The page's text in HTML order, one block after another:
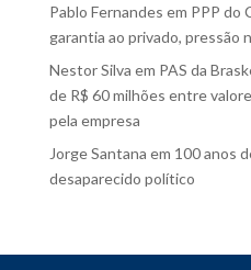
Pablo Fernandes em PPP do
garantia ao privado, pressão
Nestor Silva em PAS da
de R$ 60 milhões entre
pela empresa
Jorge Santana em 100 anos
desaparecido político